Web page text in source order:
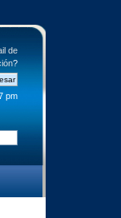
de
?
pm